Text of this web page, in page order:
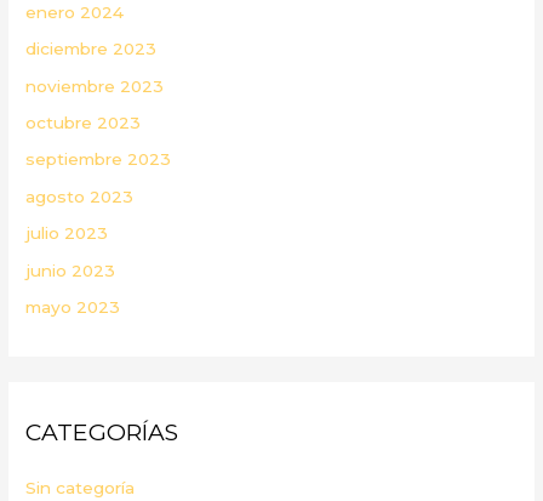
enero 2024
diciembre 2023
noviembre 2023
octubre 2023
septiembre 2023
agosto 2023
julio 2023
junio 2023
mayo 2023
CATEGORÍAS
Sin categoría